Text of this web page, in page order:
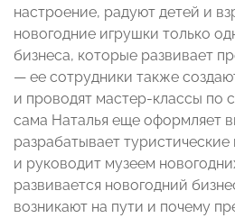
настроение, радуют детей и
новогодние игрушки только
бизнеса, которые развивает
— ее сотрудники также
и проводят мастер-классы по
сама Наталья еще оформляет
разрабатывает
и руководит музеем
развивается новогодний
возникают на пути и почему